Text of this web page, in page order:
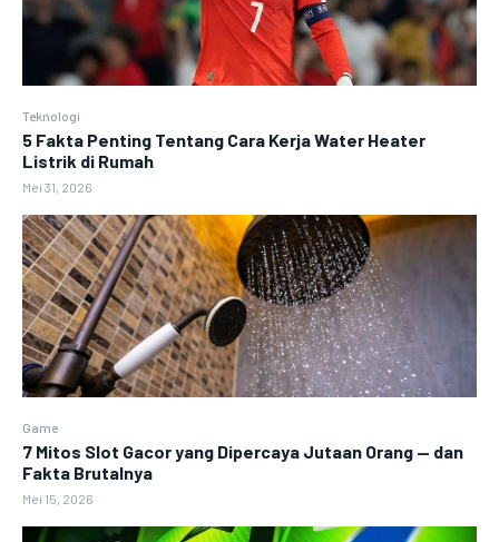
Teknologi
5 Fakta Penting Tentang Cara Kerja Water Heater
Listrik di Rumah
Mei 31, 2026
Game
7 Mitos Slot Gacor yang Dipercaya Jutaan Orang — dan
Fakta Brutalnya
Mei 15, 2026